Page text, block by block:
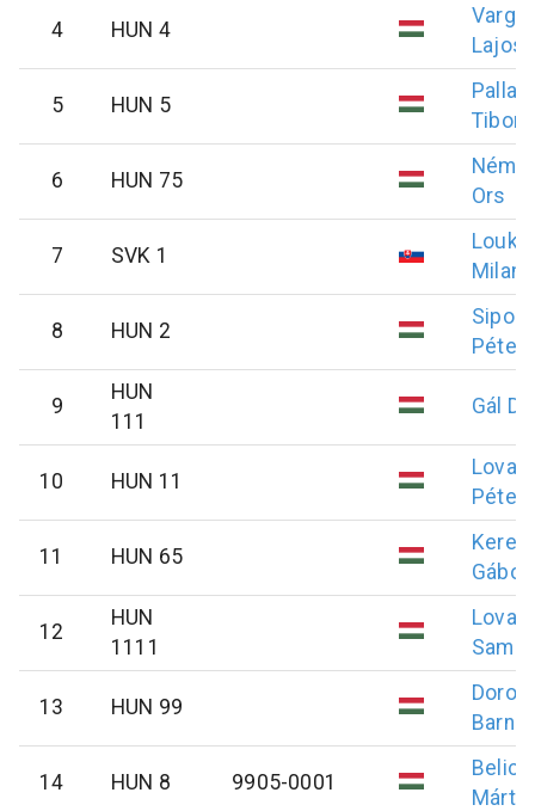
4 HUN 4
Varga
Lajos
5 HUN 5
Pallay
Tibor
6 HUN 75
Ors
7 SVK 1
Milan
8 HUN 2
Sipos
Péter
9
HUN
111
Gál
10 HUN 11
Lovas
Péter
11 HUN 65
Gábor
12
HUN
1111
Lovas
Samu
13 HUN 99
14 HUN 8 9905-0001